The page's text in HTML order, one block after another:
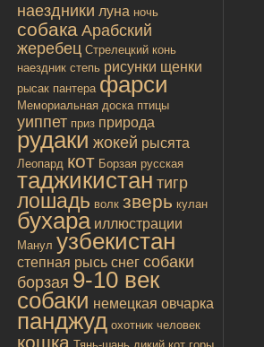
наездники луна ночь
собака Арабский
жеребец Стрелецкий конь
наездник степь рисунки щенки
рысак пантера фарси
Мемориальная доска птицы
уиппет приз природа
рудаки жокей рысята
Леопард кот Борзая русская
таджикистан тигр
лошадь волк зверь кулан
бухара иллюстрации
Манул узбекистан
степная рысь снег собаки
борзая 9-10 век
собаки немецкая овчарка
панджуд охотник человек
кошка